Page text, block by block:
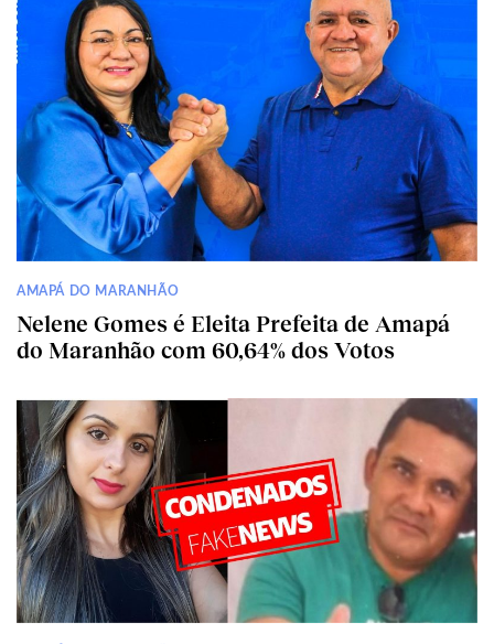
AMAPÁ DO MARANHÃO
Nelene Gomes é Eleita Prefeita de Amapá
do Maranhão com 60,64% dos Votos